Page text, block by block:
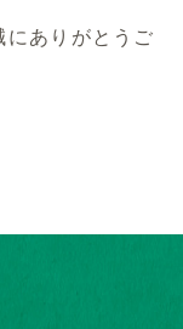
にありがとうご